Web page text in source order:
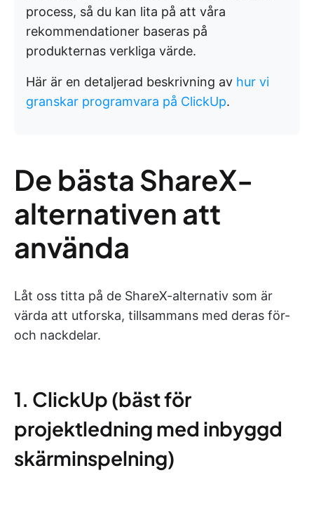
process, så du kan lita på att våra
rekommendationer baseras på
produkternas verkliga värde.
Här är en detaljerad beskrivning av hur vi
granskar programvara på ClickUp.
De bästa ShareX-
alternativen att
använda
Låt oss titta på de ShareX-alternativ som är
värda att utforska, tillsammans med deras för-
och nackdelar.
1. ClickUp (bäst för
projektledning med inbyggd
skärminspelning)